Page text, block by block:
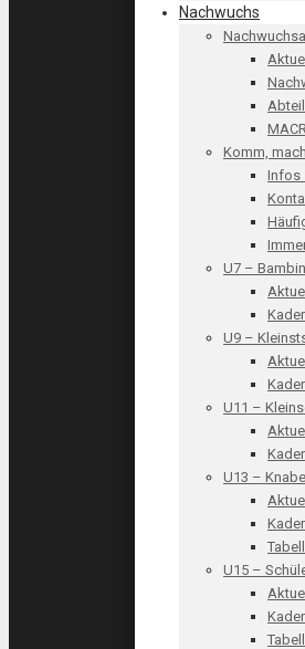
Nachwuchs
Komm,
Infos
U7 –
Kader
U9 –
Kader
U11 –
Kader
U13 –
Kader
U15 –
Kader